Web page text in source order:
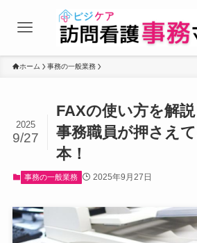
ホーム 事務の一般業務
FAXの使い方を解
事務職員が押さえ
本！
2025
9/27
事務の一般業務 2025年9月27日